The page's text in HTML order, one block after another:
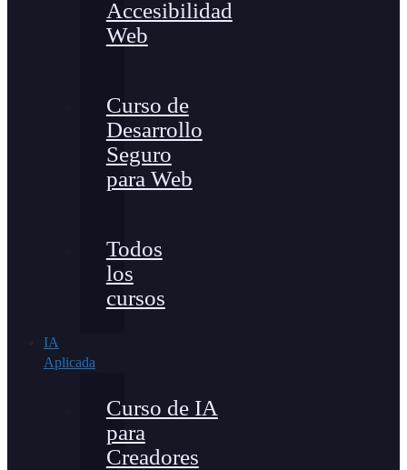
Accesibilidad
Web
Curso de
Desarrollo
Seguro
para Web
Todos
los
cursos
IA
Aplicada
Curso de IA
para
Creadores